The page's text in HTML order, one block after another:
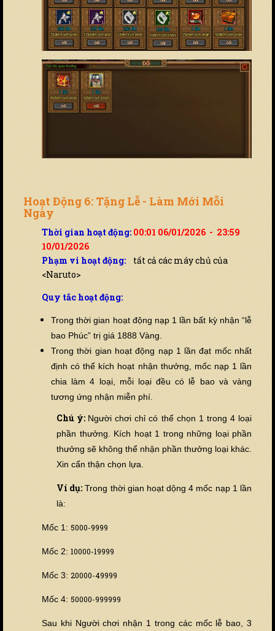
Hoạt Động 6: Tặng Lễ - Làm Mới Mỗi
Ngày
Thời gian hoạt động: 00:01 06/01/2026 - 23:59
10/01/2026
Phạm vi hoạt động: tất cả các máy chủ của
<Naruto>
Quy tắc hoạt động:
Trong thời gian hoạt động nạp 1 lần bất kỳ nhận “lễ
bao Phúc” trị giá 1888 Vàng.
Trong thời gian hoạt động nạp 1 lần đạt mốc nhất
định có thể kích hoạt nhận thưởng, mốc nạp 1 lần
chia làm 4 loại, mỗi loại đều có lễ bao và vàng
tương ứng nhận miễn phí.
Chú ý: Người chơi chỉ có thể chọn 1 trong 4 loại
phần thưởng. Kích hoạt 1 trong những loại phần
thưởng sẽ không thể nhận phần thưởng loại khác.
Xin cẩn thận chọn lựa.
Ví dụ: Trong thời gian hoạt dộng 4 mốc nạp 1 lần
là:
Mốc 1: 5000-9999
Mốc 2: 10000-19999
Mốc 3: 20000-49999
Mốc 4: 50000-999999
Sau khi Người chơi nhận 1 trong các mốc lễ bao, 3